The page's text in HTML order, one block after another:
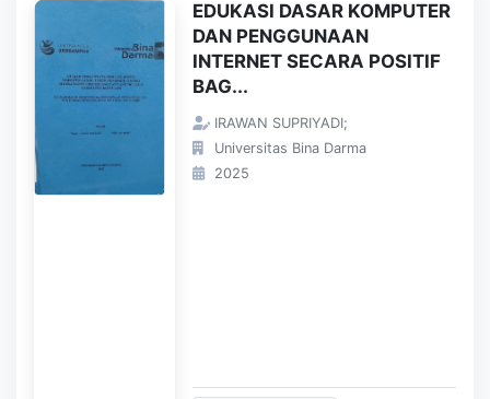
EDUKASI DASAR KOMPUTER
DAN PENGGUNAAN
INTERNET SECARA POSITIF
BAG...
IRAWAN SUPRIYADI;
Universitas Bina Darma
2025